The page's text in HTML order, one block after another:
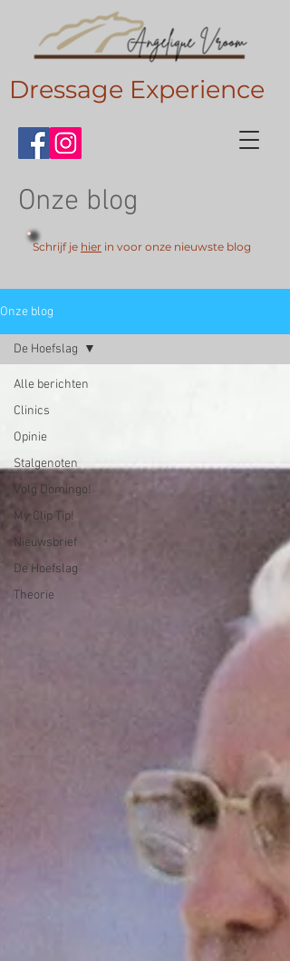
Dressage Experience
Onze blog
Schrijf je hier in voor onze nieuwste blog
Onze blog
Alle berichten
Clinics
Opinie
Stalgenoten
Volg Domingo!
My Clip Tip!
Nieuwsbrief
De Hoefslag
Theorie
De Hoefslag